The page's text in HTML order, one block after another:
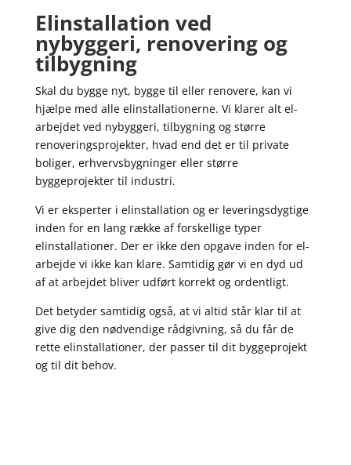
Elinstallation ved
nybyggeri, renovering og
tilbygning
Skal du bygge nyt, bygge til eller renovere, kan vi
hjælpe med alle elinstallationerne. Vi klarer alt el-
arbejdet ved nybyggeri, tilbygning og større
renoveringsprojekter, hvad end det er til private
boliger, erhvervsbygninger eller større
byggeprojekter til industri.
Vi er eksperter i elinstallation og er leveringsdygtige
inden for en lang række af forskellige typer
elinstallationer. Der er ikke den opgave inden for el-
arbejde vi ikke kan klare. Samtidig gør vi en dyd ud
af at arbejdet bliver udført korrekt og ordentligt.
Det betyder samtidig også, at vi altid står klar til at
give dig den nødvendige rådgivning, så du får de
rette elinstallationer, der passer til dit byggeprojekt
og til dit behov.